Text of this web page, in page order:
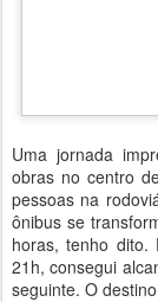
Uma jornada
obras no centro
pessoas na
ônibus se
horas, tenho
21h, consegui
seguinte. O